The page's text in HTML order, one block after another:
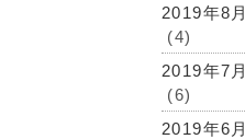
2019年8月
(4)
2019年7月
(6)
2019年6月